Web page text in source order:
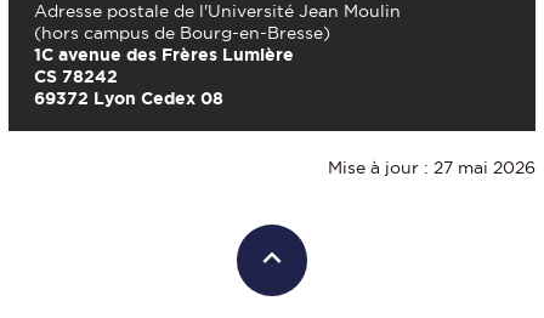
Adresse postale de l'Université Jean Moulin
(hors campus de Bourg-en-Bresse)
1C avenue des Frères Lumière
CS 78242
69372 Lyon Cedex 08
Mise à jour : 27 mai 2026